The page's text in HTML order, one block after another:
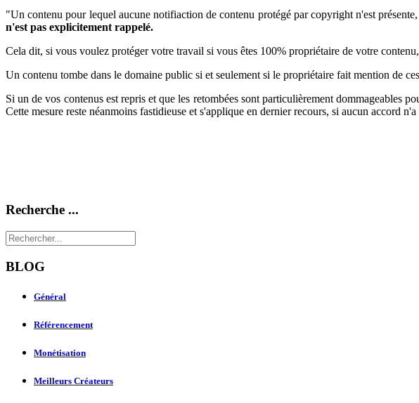
"Un contenu pour lequel aucune notifiaction de contenu protégé par copyright n'est
n'est pas explicitement rappelé.
Cela dit, si vous voulez protéger votre travail si vous êtes 100% propriétaire de votre
Un contenu tombe dans le domaine public si et seulement si le propriétaire fait mention de
Si un de vos contenus est repris et que les retombées sont particulièrement dommageables
Cette mesure reste néanmoins fastidieuse et s'applique en dernier recours, si aucun accord
Recherche ...
BLOG
Général
Référencement
Monétisation
Meilleurs Créateurs